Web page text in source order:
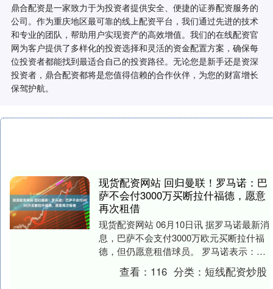
鼎合配资是一家致力于为投资者提供安全、便捷的证券配资服务的
公司。作为重庆地区最可靠的线上配资平台，我们通过先进的技术
和专业的团队，帮助用户实现资产的高效增值。我们的在线配资官
网为客户提供了多样化的投资选择和灵活的资金配置方案，确保每
位投资者都能找到最适合自己的投资路径。无论您是新手还是资深
投资者，鼎合配资都将是您值得信赖的合作伙伴，为您的财富增长
保驾护航。
现货配资网站 回归曼联！罗马诺：巴
萨不会付3000万买断拉什福德，愿意
再次租借
现货配资网站 06月10日讯 据罗马诺最新消
息，巴萨不会支付3000万欧元买断拉什福
德，但仍愿意租借球员。 罗马诺表示：巴
萨将不会激活拉什福德合同中3000万欧....
查看： 116 分类：短线配资炒股